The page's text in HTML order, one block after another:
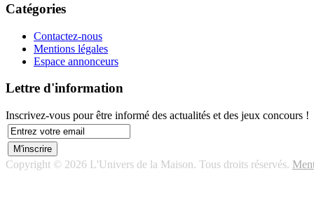
Catégories
Contactez-nous
Mentions légales
Espace annonceurs
Lettre d'information
Inscrivez-vous pour être informé des actualités et des jeux concours !
Copyright © 2026 L'Univers de la Maison. Tous droits réservés.